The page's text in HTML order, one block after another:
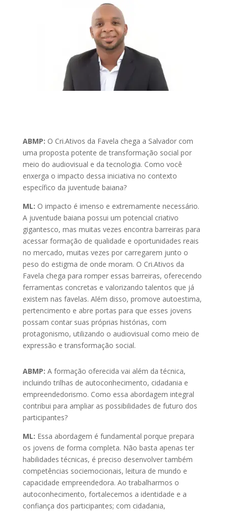
ABMP: O Cri.Ativos da Favela chega a Salvador com
uma proposta potente de transformação social por
meio do audiovisual e da tecnologia. Como você
enxerga o impacto dessa iniciativa no contexto
específico da juventude baiana?
ML: O impacto é imenso e extremamente necessário.
A juventude baiana possui um potencial criativo
gigantesco, mas muitas vezes encontra barreiras para
acessar formação de qualidade e oportunidades reais
no mercado, muitas vezes por carregarem junto o
peso do estigma de onde moram. O Cri.Ativos da
Favela chega para romper essas barreiras, oferecendo
ferramentas concretas e valorizando talentos que já
existem nas favelas. Além disso, promove autoestima,
pertencimento e abre portas para que esses jovens
possam contar suas próprias histórias, com
protagonismo, utilizando o audiovisual como meio de
expressão e transformação social.
ABMP: A formação oferecida vai além da técnica,
incluindo trilhas de autoconhecimento, cidadania e
empreendedorismo. Como essa abordagem integral
contribui para ampliar as possibilidades de futuro dos
participantes?
ML: Essa abordagem é fundamental porque prepara
os jovens de forma completa. Não basta apenas ter
habilidades técnicas, é preciso desenvolver também
competências sociemocionais, leitura de mundo e
capacidade empreendedora. Ao trabalharmos o
autoconhecimento, fortalecemos a identidade e a
confiança dos participantes; com cidadania,